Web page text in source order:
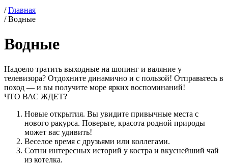
/Главная
/Водные
Водные
Надоело тратить выходные на шопинг и валяние у
телевизора? Отдохните динамично и с пользой! Отправьтесь в
поход — и вы получите море ярких воспоминаний!
ЧТО ВАС ЖДЕТ?
Новые открытия. Вы увидите привычные места с
нового ракурса. Поверьте, красота родной природы
может вас удивить!
Веселое время с друзьями или коллегами.
Сотни интересных историй у костра и вкуснейший чай
из котелка.